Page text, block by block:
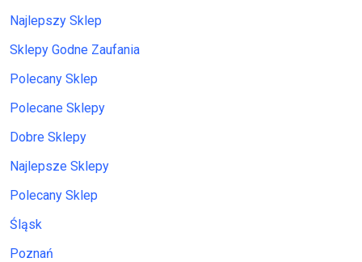
Najlepszy Sklep
Sklepy Godne Zaufania
Polecany Sklep
Polecane Sklepy
Dobre Sklepy
Najlepsze Sklepy
Polecany Sklep
Śląsk
Poznań